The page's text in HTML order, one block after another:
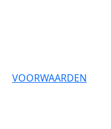
VOORWAARDEN